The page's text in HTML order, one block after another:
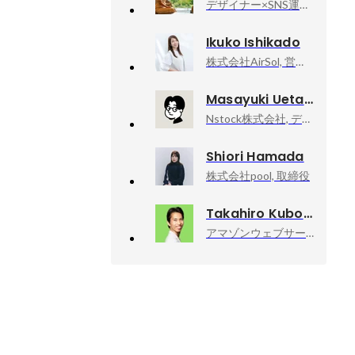
デザイナー×SNS運用サポート, フリーランス
Ikuko Ishikado
株式会社AirSol, 営業本部
Masayuki Uetani
Nstock株式会社, デザイナー
Shiori Hamada
株式会社pool, 取締役
Takahiro Kubo
アマゾンウェブサービスジャパン合同会社, Developer Relations Machine Learning